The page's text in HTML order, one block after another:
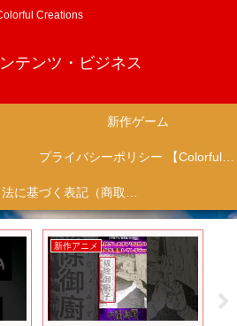
Creations
テンツ・ビジネス
新作ゲーム
プライバシーポリシー 【Colorful Creation】
特定商取引法に基づく表記（商取引に関する開示）
新作アニメ